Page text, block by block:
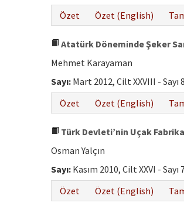
Özet
Özet (English)
Atatürk Döneminde Şeker
Mehmet Karayaman
Sayı: Mart 2012, Cilt XXVIII - Sayı
Özet
Özet (English)
Türk Devleti’nin Uçak
Osman Yalçın
Sayı: Kasım 2010, Cilt XXVI - Sayı
Özet
Özet (English)